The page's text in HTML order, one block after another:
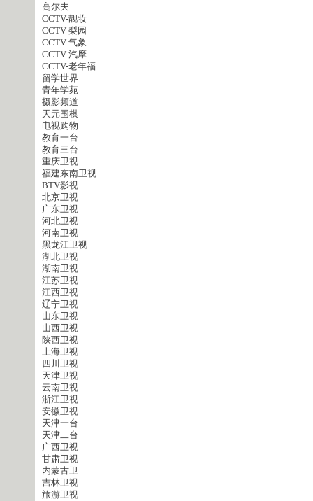
高尔夫
CCTV-靓妆
CCTV-梨园
CCTV-气象
CCTV-汽摩
CCTV-老年福
留学世界
青年学苑
摄影频道
天元围棋
电视购物
教育一台
教育三台
重庆卫视
福建东南卫视
BTV影视
北京卫视
广东卫视
河北卫视
河南卫视
黑龙江卫视
湖北卫视
湖南卫视
江苏卫视
江西卫视
辽宁卫视
山东卫视
山西卫视
陕西卫视
上海卫视
四川卫视
天津卫视
云南卫视
浙江卫视
安徽卫视
天津一台
天津二台
广西卫视
甘肃卫视
内蒙古卫
吉林卫视
旅游卫视